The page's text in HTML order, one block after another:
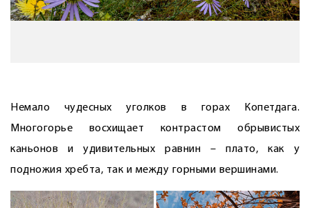
Немало чудесных уголков в горах Копетдага.
Многогорье восхищает контрастом обрывистых
каньонов и удивительных равнин – плато, как у
подножия хребта, так и между горными вершинами.